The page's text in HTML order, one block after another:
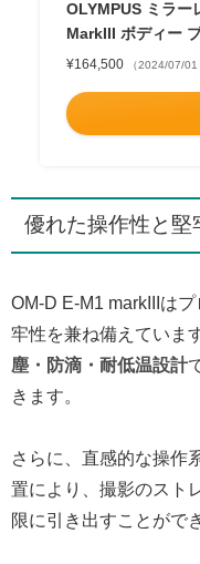
OLYMPUS ミラー
MarkIII ボディー
¥164,500 （2024/07/
優れた操作性と堅
OM-D E-M1 markIIIは
牢性を兼ね備えていま
塵・防滴・耐低温設計
きます。
さらに、直感的な操作
置により、撮影のスト
限に引き出すことがで